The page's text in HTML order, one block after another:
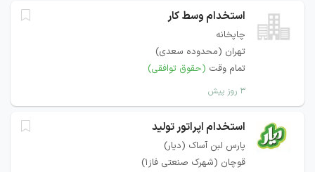
استخدام وسط کار
چاپخانه
تهران (محدوده سعدی)
تمام وقت (حقوق توافقی)
۳ روز پیش
استخدام اپراتور تولید
پارس لبن آساک (دیار)
قوچان (شهرک صنعتی فاز1)